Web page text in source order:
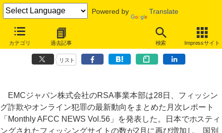
Powered by Translate
カテゴリ 過去記事 検索 Impressサイト
日本にホストされたフィッシングサイトが増加、審査甘いプロバイダー
悪用か
リスト
EMCジャパン株式会社のRSA事業本部は28日、フィッシン
グ詐欺やオンライン犯罪の最新動向をまとめた月次レポート
「Monthly AFCC NEWS Vol.56」を発表した。日本でホスティ
ングされたフィッシングサイトの数が2月に再び増加し、国別